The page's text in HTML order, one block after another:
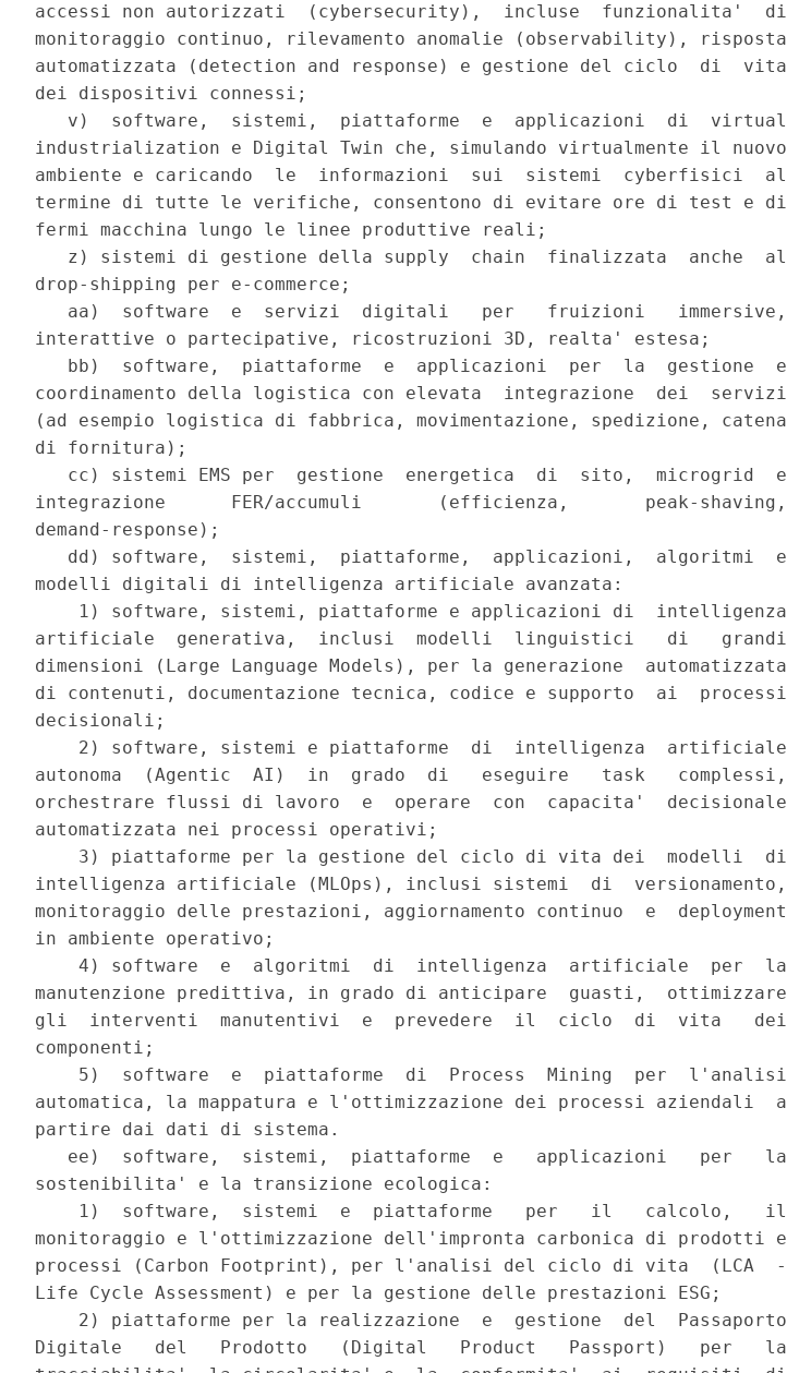
accessi non autorizzati  (cybersecurity),  incluse  funzionalita'  di
monitoraggio continuo, rilevamento anomalie (observability), risposta
automatizzata (detection and response) e gestione del ciclo  di  vita
dei dispositivi connessi;
   v)  software,  sistemi,  piattaforme  e  applicazioni  di  virtual
industrialization e Digital Twin che, simulando virtualmente il nuovo
ambiente e caricando  le  informazioni  sui  sistemi  cyberfisici  al
termine di tutte le verifiche, consentono di evitare ore di test e di
fermi macchina lungo le linee produttive reali;
   z) sistemi di gestione della supply  chain  finalizzata  anche  al
drop-shipping per e-commerce;
   aa)  software  e  servizi  digitali   per   fruizioni   immersive,
interattive o partecipative, ricostruzioni 3D, realta' estesa;
   bb)  software,  piattaforme  e  applicazioni  per  la  gestione  e
coordinamento della logistica con elevata  integrazione  dei  servizi
(ad esempio logistica di fabbrica, movimentazione, spedizione, catena
di fornitura);
   cc) sistemi EMS per  gestione  energetica  di  sito,  microgrid  e
integrazione      FER/accumuli       (efficienza,       peak-shaving,
demand-response);
   dd) software,  sistemi,  piattaforme,  applicazioni,  algoritmi  e
modelli digitali di intelligenza artificiale avanzata:
    1) software, sistemi, piattaforme e applicazioni di  intelligenza
artificiale  generativa,  inclusi  modelli  linguistici   di   grandi
dimensioni (Large Language Models), per la generazione  automatizzata
di contenuti, documentazione tecnica, codice e supporto  ai  processi
decisionali;
    2) software, sistemi e piattaforme  di  intelligenza  artificiale
autonoma  (Agentic  AI)  in  grado  di   eseguire   task   complessi,
orchestrare flussi di lavoro  e  operare  con  capacita'  decisionale
automatizzata nei processi operativi;
    3) piattaforme per la gestione del ciclo di vita dei  modelli  di
intelligenza artificiale (MLOps), inclusi sistemi  di  versionamento,
monitoraggio delle prestazioni, aggiornamento continuo  e  deployment
in ambiente operativo;
    4) software  e  algoritmi  di  intelligenza  artificiale  per  la
manutenzione predittiva, in grado di anticipare  guasti,  ottimizzare
gli  interventi  manutentivi  e  prevedere  il  ciclo  di  vita   dei
componenti;
    5)  software  e  piattaforme  di  Process  Mining  per  l'analisi
automatica, la mappatura e l'ottimizzazione dei processi aziendali  a
partire dai dati di sistema.
   ee)  software,  sistemi,  piattaforme  e   applicazioni   per   la
sostenibilita' e la transizione ecologica:
    1)  software,  sistemi  e  piattaforme   per   il   calcolo,   il
monitoraggio e l'ottimizzazione dell'impronta carbonica di prodotti e
processi (Carbon Footprint), per l'analisi del ciclo di vita  (LCA  -
Life Cycle Assessment) e per la gestione delle prestazioni ESG;
    2) piattaforme per la realizzazione  e  gestione  del  Passaporto
Digitale   del   Prodotto   (Digital   Product   Passport)   per   la